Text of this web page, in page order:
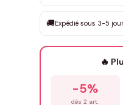
DEVIS
Que souhaitez-
🚚Expédié sous 3-5
🔥
-5%
dès 2 art.